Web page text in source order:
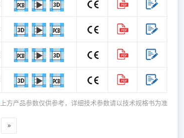
方产品参数仅供参考，详细技术参数请以技术规格书为准
»